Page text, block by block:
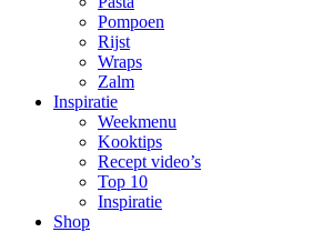
Pompoen
Rijst
Wraps
Zalm
Inspiratie
Weekmenu
Kooktips
Recept video’s
Top 10
Inspiratie
Shop